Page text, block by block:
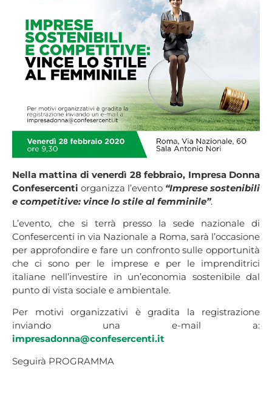
Nella mattina di venerdì 28 febbraio, Impresa Donna
Confesercenti organizza l’evento “Imprese sostenibili
e competitive: vince lo stile al femminile”.
L’evento, che si terrà presso la sede nazionale di
Confesercenti in via Nazionale a Roma, sarà l’occasione
per approfondire e fare un confronto sulle opportunità
che ci sono per le imprese e per le imprenditrici
italiane nell’investire in un’economia sostenibile dal
punto di vista sociale e ambientale.
Per motivi organizzativi è gradita la registrazione
inviando una e-mail a:
impresadonna@confesercenti.it
Seguirà PROGRAMMA